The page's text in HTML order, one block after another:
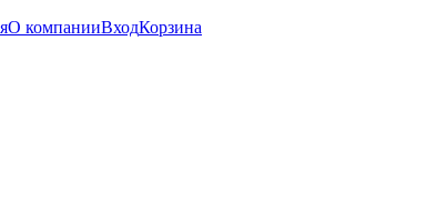
О компанииВходКорзина